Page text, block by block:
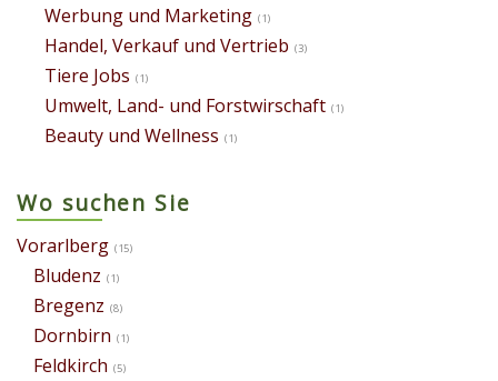
Werbung und Marketing (1)
Handel, Verkauf und Vertrieb (3)
Tiere Jobs (1)
Umwelt, Land- und Forstwirschaft (1)
Beauty und Wellness (1)
Wo suchen Sie
Vorarlberg (15)
Bludenz (1)
Bregenz (8)
Dornbirn (1)
Feldkirch (5)